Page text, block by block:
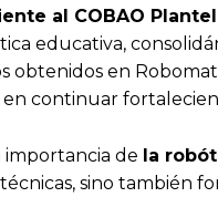
al COBAO
educativa,
obtenidos en
en continuar
importancia de la
sino también